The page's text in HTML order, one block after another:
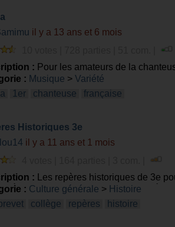
il y a 13 ans et 6 mois
: Pour les amateurs de la
: Musique > Variété
1er chanteuse française
Historiques 3e
il y a 11 ans et 1 mois
: Les repères historiques de 3e
J-C. Bonne chance et bonnes
: Culture générale > Histoire
brevet collège repères histoire